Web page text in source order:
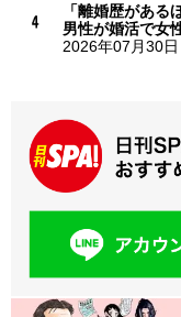
「離婚歴がある
男性が婚活で女
2026年07月30日